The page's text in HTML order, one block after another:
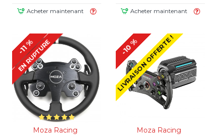
Acheter maintenant Acheter maintenant
-11 %
EN RUPTURE
Moza Racing
LIVRAISON OFFERTE !
-10 %
Moza Racing